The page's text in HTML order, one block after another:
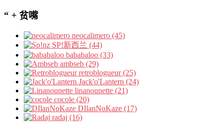
“ + 贫嘴
neocalimero (45)
SP!新西兰 (44)
bababaloo (33)
ambseb (29)
retroblogueur (25)
Jack'o'Lantern (24)
linanounette (21)
cocole (20)
DIlanNoKaze (17)
radaj (16)